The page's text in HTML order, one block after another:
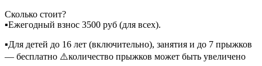
Сколько стоит?
▪️Ежегодный взнос 3500 руб (для всех).
▪️Для детей до 16 лет (включительно), занятия и до 7 прыжков
— бесплатно ⚠️количество прыжков может быть увеличено